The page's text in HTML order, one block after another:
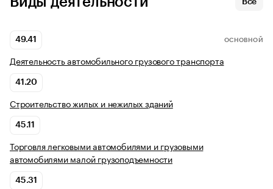
Все
49.41 ОСНОВНОЙ
Деятельность автомобильного грузового транспорта
41.20
Строительство жилых и нежилых зданий
45.11
Торговля легковыми автомобилями и грузовыми
автомобилями малой грузоподъемности
45.31